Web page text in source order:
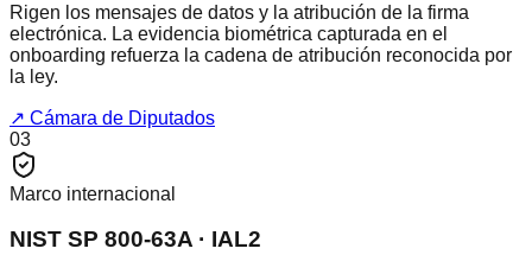
Rigen los mensajes de datos y la atribución de la firma
electrónica. La evidencia biométrica capturada en el
onboarding refuerza la cadena de atribución reconocida por
la ley.
↗ Cámara de Diputados
03
Marco internacional
NIST SP 800-63A · IAL2